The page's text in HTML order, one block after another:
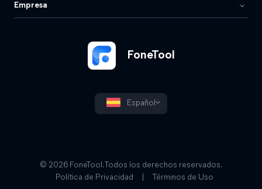
FoneTool
Español
Empresa
© 2026 FoneTool. Todos los derechos reservados.
Política de Privacidad
Términos de Uso